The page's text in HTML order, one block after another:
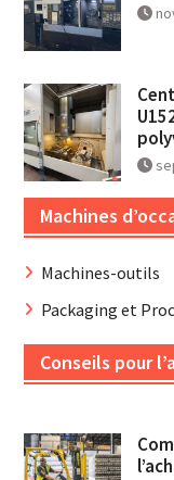
Machines
Machines-outils
Packaging et
Conseils pour